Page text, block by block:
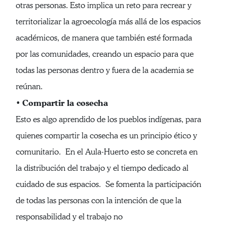
otras personas. Esto implica un reto para recrear y
territorializar la agroecología más allá de los espacios
académicos, de manera que también esté formada
por las comunidades, creando un espacio para que
todas las personas dentro y fuera de la academia se
reúnan.
• Compartir la cosecha
Esto es algo aprendido de los pueblos indígenas, para
quienes compartir la cosecha es un principio ético y
comunitario. En el Aula-Huerto esto se concreta en
la distribución del trabajo y el tiempo dedicado al
cuidado de sus espacios. Se fomenta la participación
de todas las personas con la intención de que la
responsabilidad y el trabajo no